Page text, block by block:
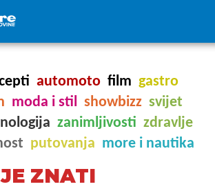
automoto film gastro
moda i stil showbizz svijet
zanimljivosti zdravlje
putovanja more i nautika
ZNATI